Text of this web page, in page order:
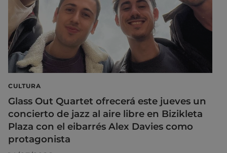
CULTURA
Glass Out Quartet ofrecerá este jueves un
concierto de jazz al aire libre en Bizikleta
Plaza con el eibarrés Alex Davies como
protagonista